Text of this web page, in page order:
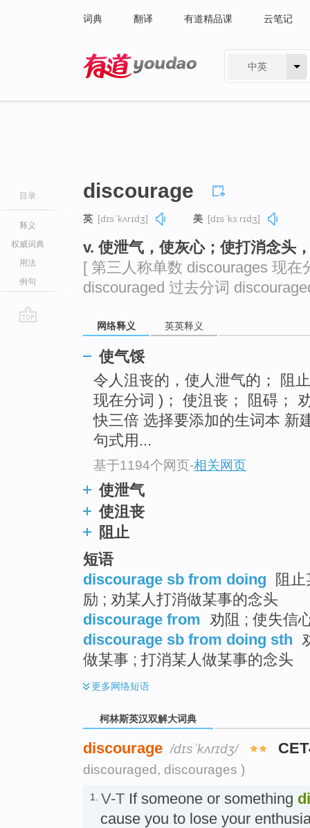
词典 翻译 有道精品课 云笔记
中英
目录
释义
权威词典
用法
例句
discourage
英 [dɪsˈkʌrɪdʒ] 美 [dɪsˈkɜːrɪdʒ]
v. 使泄气，使灰心；使打消念头
[ 第三人称单数 discourages 现在
discouraged 过去分词
网络释义 英英释义
使气馁
令人沮丧的，使人泄气的； 阻
现在分词 )； 使沮丧； 阻碍；
快三倍 选择要添加的生词本 新
句式用...
基于1194个网页-相关网页
使泄气
使沮丧
阻止
短语
discourage sb from doing
阻
励 ; 劝某人打消做某事的念头
discourage from 劝阻 ; 使失信
discourage sb from doing sth
做某事 ; 打消某人做某事的念头
更多网络短语
柯林斯英汉双解大词典
discourage /dɪsˈkʌrɪdʒ/
discouraged, discourages )
1. V-T If someone or something
cause you to lose your